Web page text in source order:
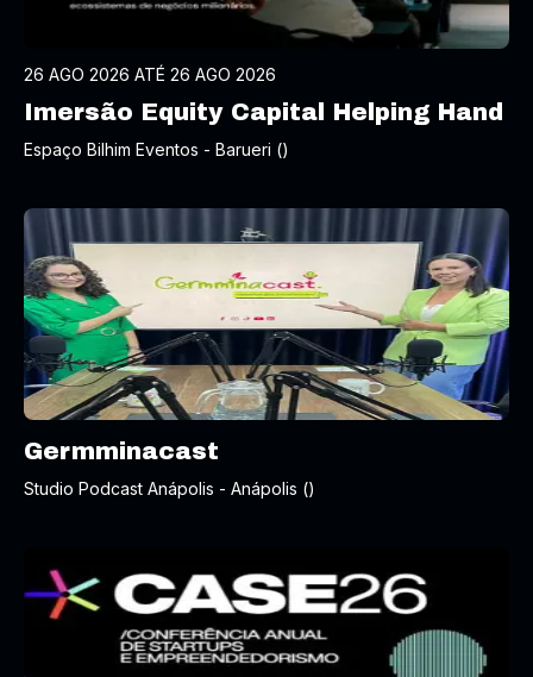
26 AGO 2026 ATÉ 26 AGO 2026
Imersão Equity Capital Helping Hand
Espaço Bilhim Eventos - Barueri ()
Germminacast
Studio Podcast Anápolis - Anápolis ()